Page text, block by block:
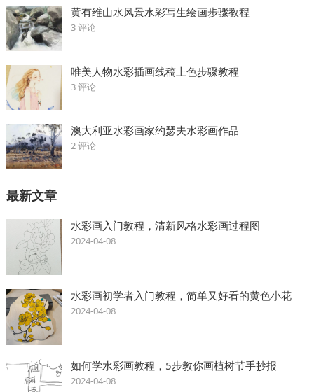
黄有维山水风景水彩写生绘画步骤教程
3 评论
唯美人物水彩插画线稿上色步骤教程
3 评论
澳大利亚水彩画家约瑟夫水彩画作品
2 评论
最新文章
水彩画入门教程，清新风格水彩画过程图
2024-04-08
水彩画初学者入门教程，简单又好看的黄色小花
2024-04-08
如何学水彩画教程，5步教你画植树节手抄报
2024-04-08